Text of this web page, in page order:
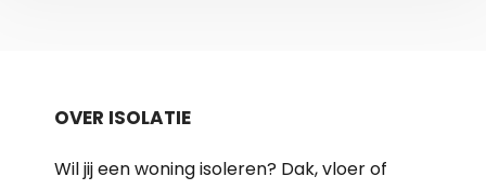
OVER ISOLATIE
Wil jij een woning isoleren? Dak, vloer of